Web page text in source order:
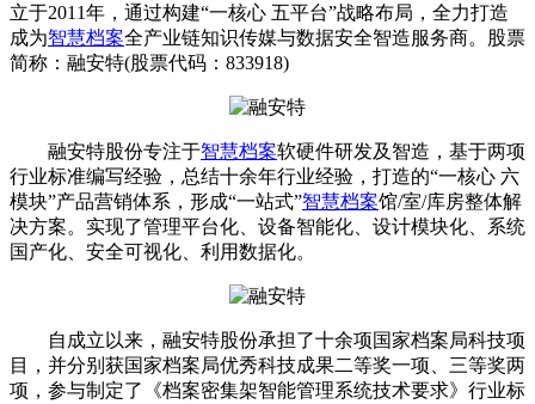
立于2011年，通过构建“一核心 五平台”战略布局，全力打造
成为智慧档案全产业链知识传媒与数据安全智造服务商。股票
简称：融安特(股票代码：833918)
融安特股份专注于智慧档案软硬件研发及智造，基于两项
行业标准编写经验，总结十余年行业经验，打造的“一核心 六
模块”产品营销体系，形成“一站式”智慧档案馆/室/库房整体解
决方案。实现了管理平台化、设备智能化、设计模块化、系统
国产化、安全可视化、利用数据化。
自成立以来，融安特股份承担了十余项国家档案局科技项
目，并分别获国家档案局优秀科技成果二等奖一项、三等奖两
项，参与制定了《档案密集架智能管理系统技术要求》行业标